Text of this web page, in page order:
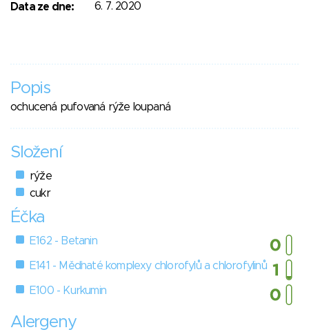
Data ze dne:
6. 7. 2020
Popis
ochucená pufovaná rýže loupaná
Složení
rýže
cukr
Éčka
E162 - Betanin
E141 - Měďnaté komplexy chlorofylů a chlorofylinů
E100 - Kurkumin
Alergeny